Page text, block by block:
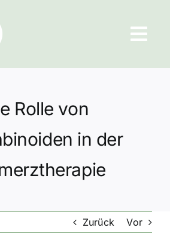
Rolle von
in der
Zurück Vor